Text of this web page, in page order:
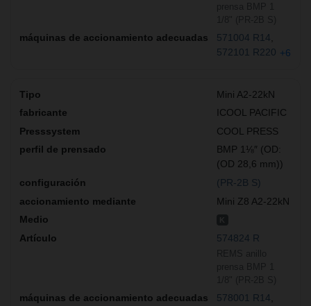
571004 R14
572101 R220 +6
Mini A2-22kN
ICOOL PACIFIC
COOL PRESS
BMP 1⅛″ (OD:
(OD 28,6 mm))
(PR-2B S)
Mini Z8 A2-22kN
574824 R
578001 R14